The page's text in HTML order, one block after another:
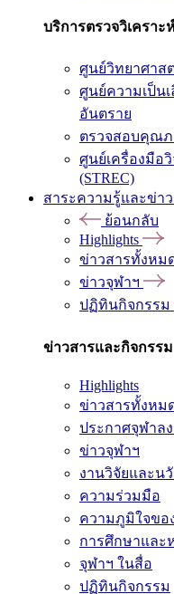
บริการตรวจวิเครา
ศูนย์วิทยาศาส
ศูนย์ความเป็น
อันตราย
ตรวจสอบคุณ
ศูนย์เครื่องมือ
(STREC)
สาระความรู้และข่า
ย้อนกลับ
Highlights
ข่าวสารทั้งหม
ข่าวจุฬาฯ
ปฏิทินกิจกรรม
ข่าวสารและกิจกรรม
Highlights
ข่าวสารทั้งหม
ประกาศจุฬาล
ข่าวจุฬาฯ
งานวิจัยและน
ความร่วมมือ
ความภูมิใจขอ
การศึกษาและ
จุฬาฯ ในสื่อ
ปฏิทินกิจกรรม